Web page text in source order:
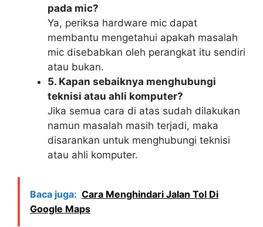
pada mic?
Ya, periksa hardware mic dapat
membantu mengetahui apakah masalah
mic disebabkan oleh perangkat itu sendiri
atau bukan.
5. Kapan sebaiknya menghubungi
teknisi atau ahli komputer?
Jika semua cara di atas sudah dilakukan
namun masalah masih terjadi, maka
disarankan untuk menghubungi teknisi
atau ahli komputer.
Baca juga: Cara Menghindari Jalan Tol Di
Google Maps